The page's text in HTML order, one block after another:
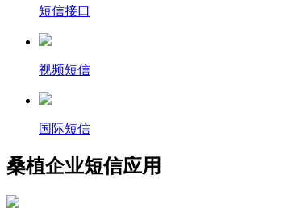
短信接口
视频短信
国际短信
桑植企业短信应用